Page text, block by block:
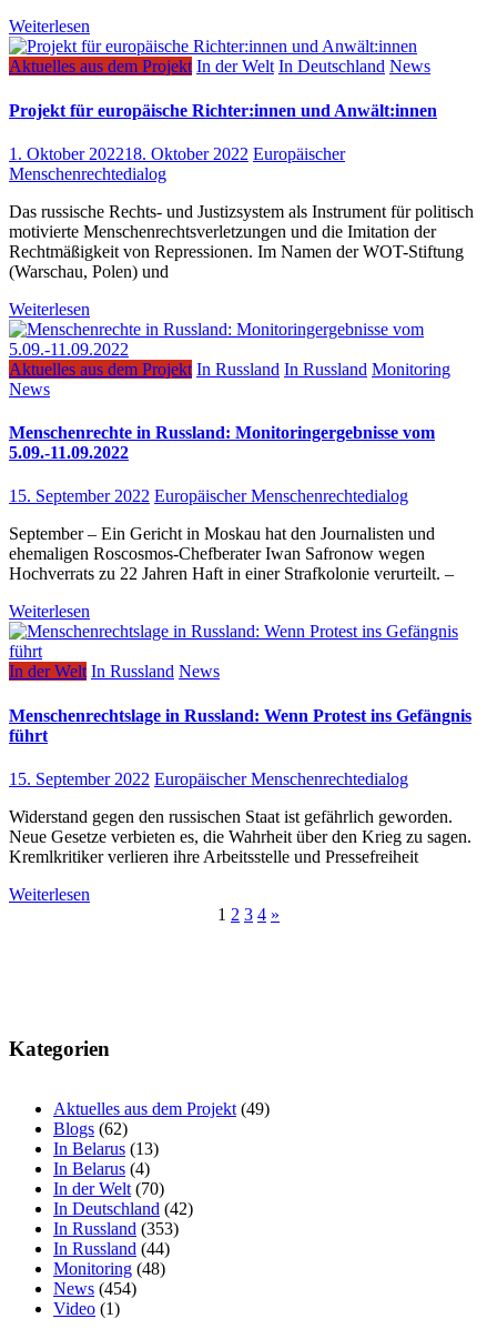
Weiterlesen
Aktuelles aus dem Projekt In der Welt In Deutschland News
Projekt für europäische Richter:innen und Anwält:innen
1. Oktober 202218. Oktober 2022 Europäischer
Menschenrechtedialog
Das russische Rechts- und Justizsystem als Instrument für politisch
motivierte Menschenrechtsverletzungen und die Imitation der
Rechtmäßigkeit von Repressionen. Im Namen der WOT-Stiftung
(Warschau, Polen) und
Weiterlesen
Aktuelles aus dem Projekt In Russland In Russland Monitoring
News
Menschenrechte in Russland: Monitoringergebnisse vom
5.09.-11.09.2022
15. September 2022 Europäischer Menschenrechtedialog
September – Ein Gericht in Moskau hat den Journalisten und
ehemaligen Roscosmos-Chefberater Iwan Safronow wegen
Hochverrats zu 22 Jahren Haft in einer Strafkolonie verurteilt. –
Weiterlesen
In der Welt In Russland News
Menschenrechtslage in Russland: Wenn Protest ins Gefängnis
führt
15. September 2022 Europäischer Menschenrechtedialog
Widerstand gegen den russischen Staat ist gefährlich geworden.
Neue Gesetze verbieten es, die Wahrheit über den Krieg zu sagen.
Kremlkritiker verlieren ihre Arbeitsstelle und Pressefreiheit
Weiterlesen
Beitragsnavigation1 2 3 4 »
Kategorien
Aktuelles aus dem Projekt(49)
Blogs (62)
In Belarus (13)
In Belarus (4)
In der Welt(70)
In Deutschland (42)
In Russland (353)
In Russland (44)
Monitoring (48)
News (454)
Video (1)